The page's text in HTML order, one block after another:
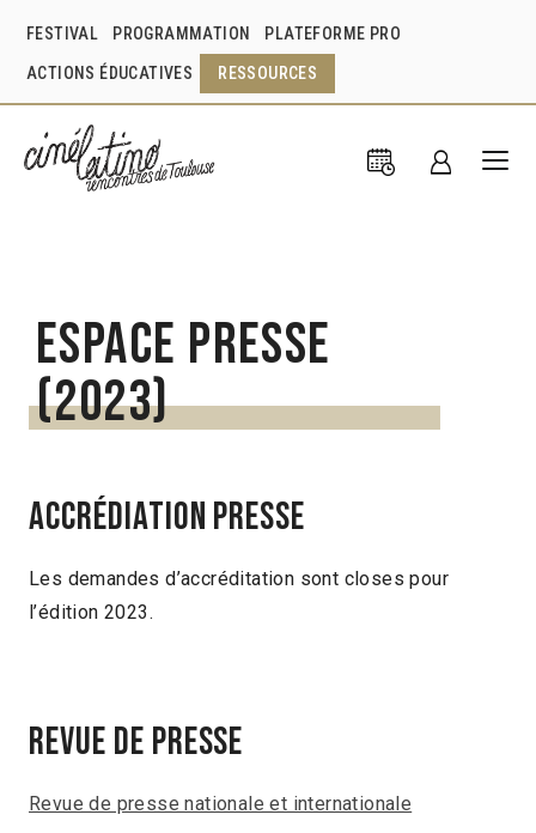
FESTIVAL PROGRAMMATION PLATEFORME PRO
ACTIONS ÉDUCATIVES RESSOURCES
Espace presse
(2023)
ACCRÉDIATION PRESSE
Les demandes d’accréditation sont closes pour
l’édition 2023.
REVUE DE PRESSE
Revue de presse nationale et internationale